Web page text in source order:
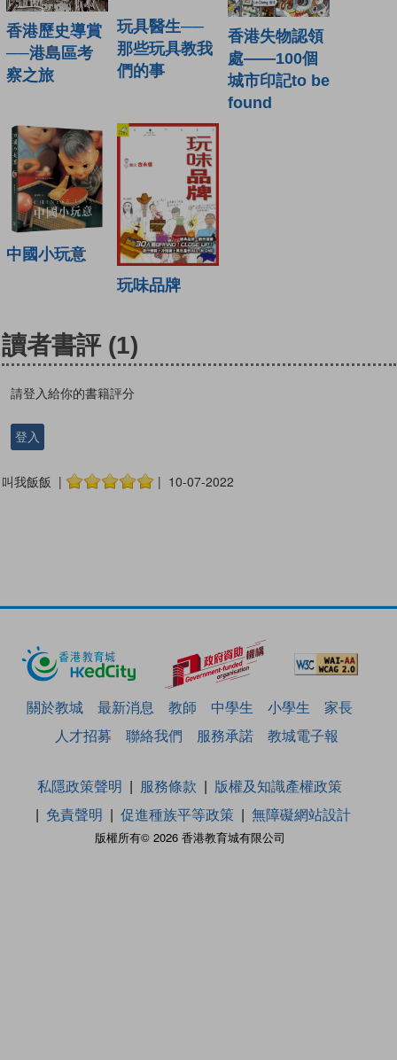
香港歷史導賞
──港島區考
察之旅
玩具醫生──
那些玩具教我
們的事
香港失物認領
處——100個
城市印記to be
found
中國小玩意
玩味品牌
讀者書評 (1)
請登入給你的書籍評分
登入
叫我飯飯 | | 10-07-2022
關於教城 最新消息 教師 中學生 小學生
家長
人才招募
聯絡我們 服務承諾 教城電子報
版權所有© 2026 香港教育城有限公司
私隱政策聲明 服務條款
版權及知識產權政策
免責聲明
促進種族平等政策 無障礙網站設計